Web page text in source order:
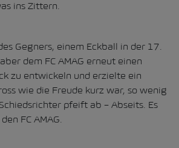
ins Zittern.
Gegners, einem Eckball in der 17.
dem FC AMAG erneut einen
zu entwickeln und erzielte ein
wie die Freude kurz war, so wenig
pfeift ab – Abseits. Es
FC AMAG.